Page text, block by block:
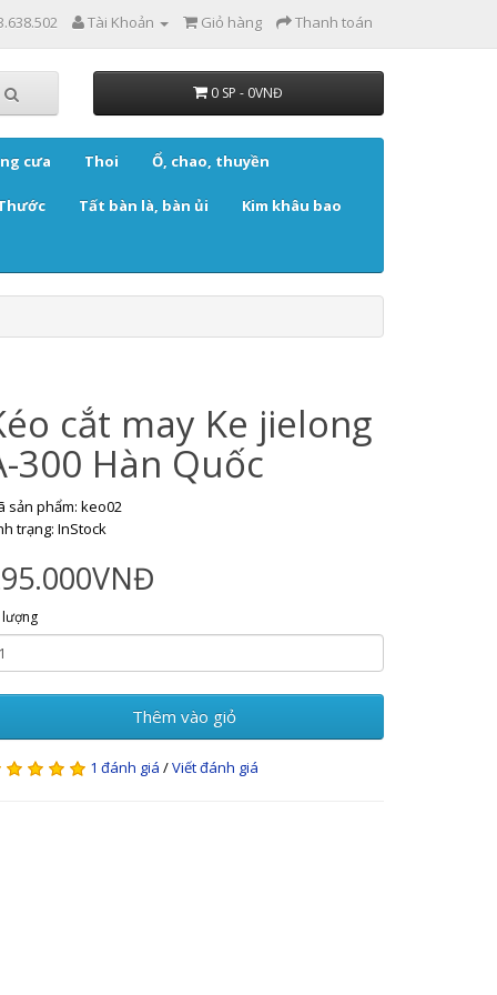
Tài Khoản Giỏ hàng Thanh toán
0 SP - 0VNĐ
cưa Thoi Ổ, chao, thuyền
Tất bàn là, bàn ủi Kim khâu bao
cắt may Ke jielong
300 Hàn Quốc
sản phẩm: keo02
trạng: InStock
lượng
Thêm vào giỏ
1 đánh giá /Viết đánh giá